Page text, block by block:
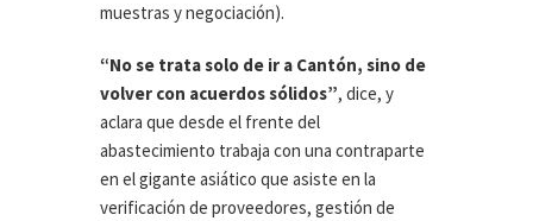
muestras y negociación).
“No se trata solo de ir a Cantón, sino de
volver con acuerdos sólidos”, dice, y
aclara que desde el frente del
abastecimiento trabaja con una contraparte
en el gigante asiático que asiste en la
verificación de proveedores, gestión de